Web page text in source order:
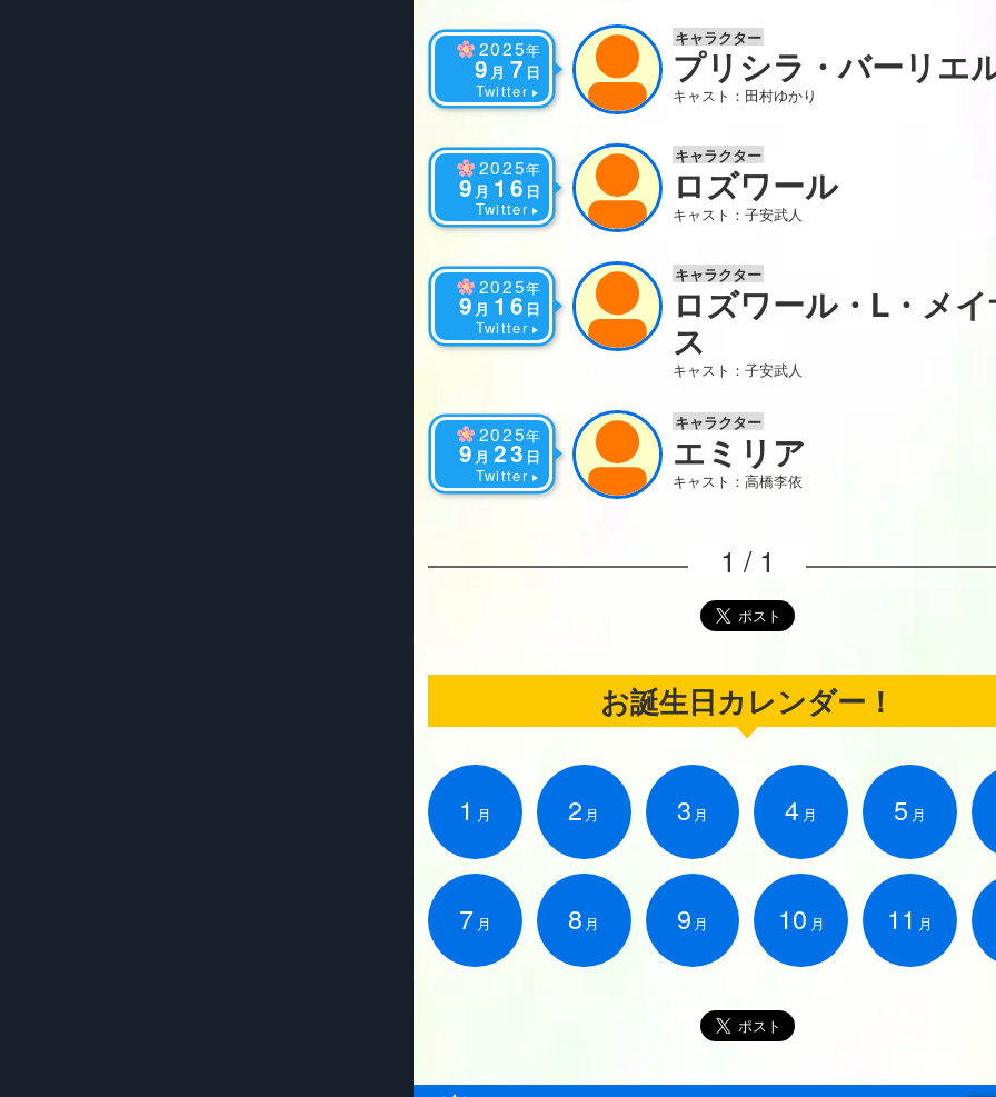
2025年
9 月 7 日
Twitter
キャラクター
プリシラ・バーリエ
キャスト：田村ゆかり
2025年
9 月 16 日
Twitter
キャラクター
ロズワール
キャスト：子安武人
2025年
9 月 16 日
Twitter
キャラクター
ロズワール・L・メ
ス
キャスト：子安武人
2025年
9 月 23 日
Twitter
キャラクター
エミリア
キャスト：高橋李依
1 / 1
お誕生日カレンダー！
1 月 2 月 3 月 4 月 5 月
7 月 8 月 9 月 10 月 11 月